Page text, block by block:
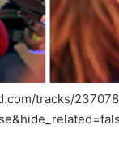
tracks/